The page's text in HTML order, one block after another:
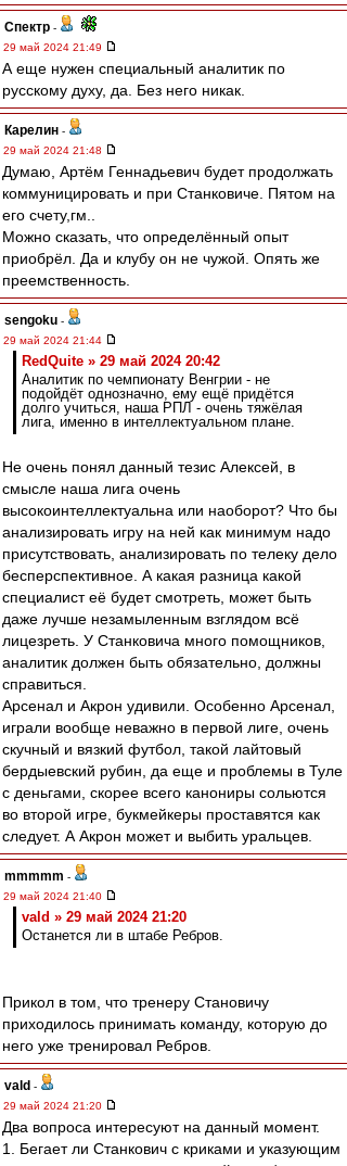
Спектр -
29 май 2024 21:49
А еще нужен специальный аналитик по
русскому духу, да. Без него никак.
Карелин -
29 май 2024 21:48
Думаю, Артём Геннадьевич будет продолжать
коммуницировать и при Станковиче. Пятом на
его счету,гм..
Можно сказать, что определённый опыт
приобрёл. Да и клубу он не чужой. Опять же
преемственность.
sengoku -
29 май 2024 21:44
RedQuite » 29 май 2024 20:42
Аналитик по чемпионату Венгрии - не
подойдёт однозначно, ему ещё придётся
долго учиться, наша РПЛ - очень тяжёлая
лига, именно в интеллектуальном плане.
Не очень понял данный тезис Алексей, в
смысле наша лига очень
высокоинтеллектуальна или наоборот? Что бы
анализировать игру на ней как минимум надо
присутствовать, анализировать по телеку дело
бесперспективное. А какая разница какой
специалист её будет смотреть, может быть
даже лучше незамыленным взглядом всё
лицезреть. У Станковича много помощников,
аналитик должен быть обязательно, должны
справиться.
Арсенал и Акрон удивили. Особенно Арсенал,
играли вообще неважно в первой лиге, очень
скучный и вязкий футбол, такой лайтовый
бердыевский рубин, да еще и проблемы в Туле
с деньгами, скорее всего канониры сольются
во второй игре, букмейкеры проставятся как
следует. А Акрон может и выбить уральцев.
mmmmm -
29 май 2024 21:40
vald » 29 май 2024 21:20
Останется ли в штабе Ребров.
Прикол в том, что тренеру Становичу
приходилось принимать команду, которую до
него уже тренировал Ребров.
vald -
29 май 2024 21:20
Два вопроса интересуют на данный момент.
1. Бегает ли Станкович с криками и указующим